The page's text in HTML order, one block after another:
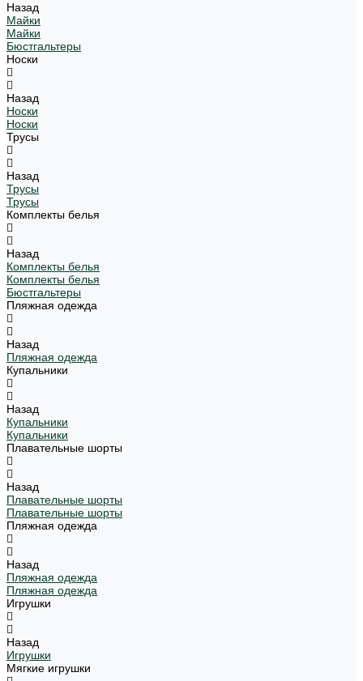
Назад
Майки
Майки
Бюстгальтеры
Носки
Назад
Носки
Носки
Трусы
Назад
Трусы
Трусы
Комплекты белья
Назад
Комплекты белья
Комплекты белья
Бюстгальтеры
Пляжная одежда
Назад
Пляжная одежда
Купальники
Назад
Купальники
Купальники
Плавательные шорты
Назад
Плавательные шорты
Плавательные шорты
Пляжная одежда
Назад
Пляжная одежда
Пляжная одежда
Игрушки
Назад
Игрушки
Мягкие игрушки